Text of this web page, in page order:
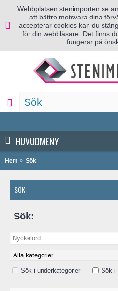
Webbplatsen stenimporten.se
att bättre motsvara dina
accepterar cookies kan du
för din webbläsare. Det finns
fungerar på
HUVUDMENY
Hem Sök
SÖK
Sök:
Sök i underkategorier Sök i